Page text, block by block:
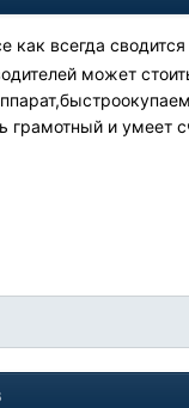
как всегда
может
грамотный и умеет